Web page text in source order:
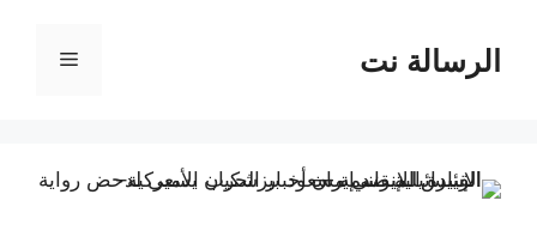
المحتوىالرسالة نت القائمة